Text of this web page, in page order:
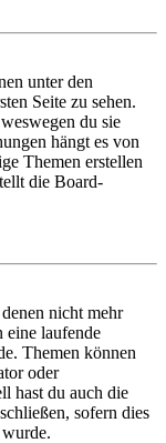
unter den
Seite zu sehen.
du sie
hängt es von
Themen erstellen
die Board-
nicht mehr
eine laufende
Themen können
oder
hast du auch die
sofern dies